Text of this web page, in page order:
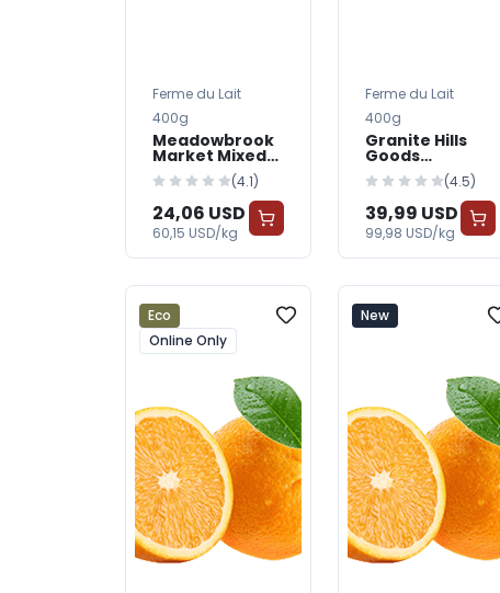
Ferme du Lait
400g
Meadowbrook
Market Mixed
Berry Yogurt
(4.1)
24,06 USD
60,15 USD/kg
Ferme du Lait
400g
Granite Hills
Goods
Strawberry
Yogurt (4.5)
39,99 USD
99,98 USD/kg
Eco
Online Only
New